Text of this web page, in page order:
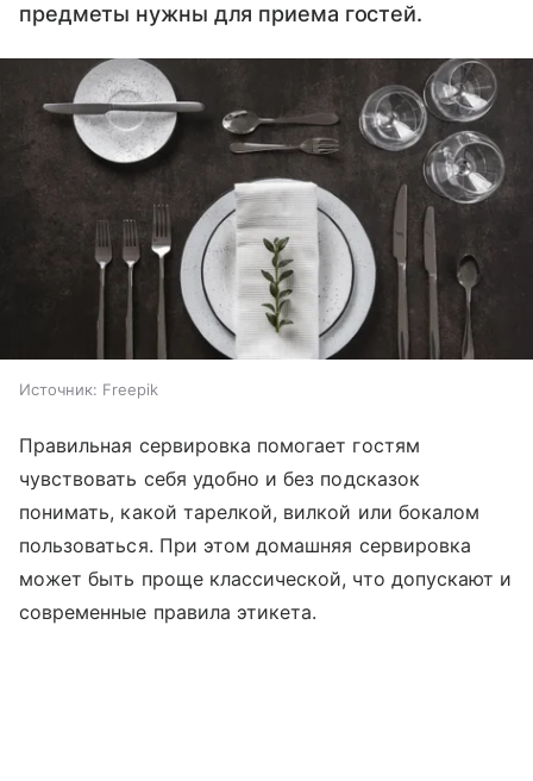
предметы нужны для приема гостей.
Источник: Freepik
Правильная сервировка помогает гостям
чувствовать себя удобно и без подсказок
понимать, какой тарелкой, вилкой или бокалом
пользоваться. При этом домашняя сервировка
может быть проще классической, что допускают и
современные правила этикета.